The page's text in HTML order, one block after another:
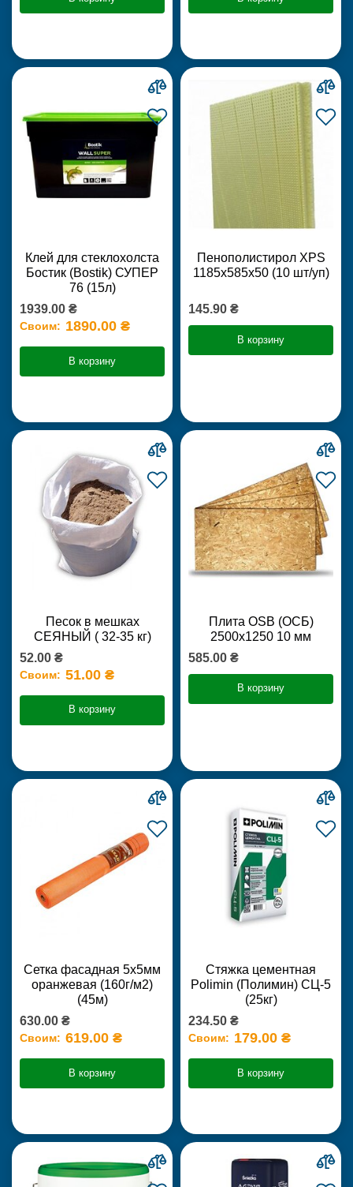
Клей для стеклохолста
Бостик (Bostik) СУПЕР
76 (15л)
1939.00 ₴
Своим: 1890.00 ₴
В корзину
Пенополистирол XPS
1185х585х50 (10 шт/уп)
145.90 ₴
В корзину
Песок в мешках
СЕЯНЫЙ ( 32-35 кг)
52.00 ₴
Своим: 51.00 ₴
В корзину
Плита OSB (ОСБ)
2500х1250 10 мм
585.00 ₴
В корзину
Сетка фасадная 5х5мм
оранжевая (160г/м2)
(45м)
630.00 ₴
Своим: 619.00 ₴
В корзину
Стяжка цементная
Polimin (Полимин) СЦ-5
(25кг)
234.50 ₴
Своим: 179.00 ₴
В корзину